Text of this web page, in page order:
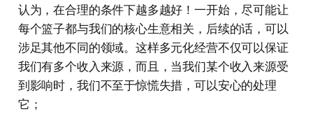
认为，在合理的条件下越多越好！一开始，尽可能让
每个篮子都与我们的核心生意相关，后续的话，可以
涉足其他不同的领域。这样多元化经营不仅可以保证
我们有多个收入来源，而且，当我们某个收入来源受
到影响时，我们不至于惊慌失措，可以安心的处理
它；